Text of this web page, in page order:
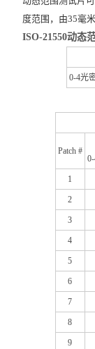
度范围，由35毫
ISO-21550动态
0-4光
Patch #
1
2
3
4
5
6
7
8
9